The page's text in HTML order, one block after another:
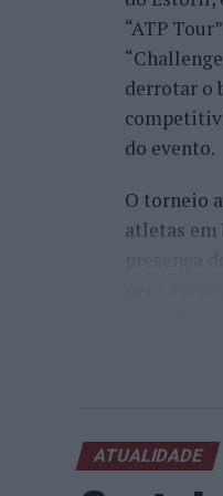
“ATP
derrotar o
do evento.
O torneio
atletas em
concelho
Apesar
pelo
ATUALIDADE